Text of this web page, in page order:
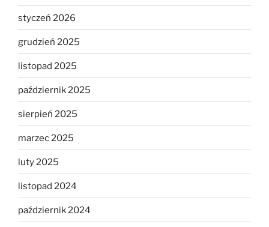
styczeń 2026
grudzień 2025
listopad 2025
październik 2025
sierpień 2025
marzec 2025
luty 2025
listopad 2024
październik 2024